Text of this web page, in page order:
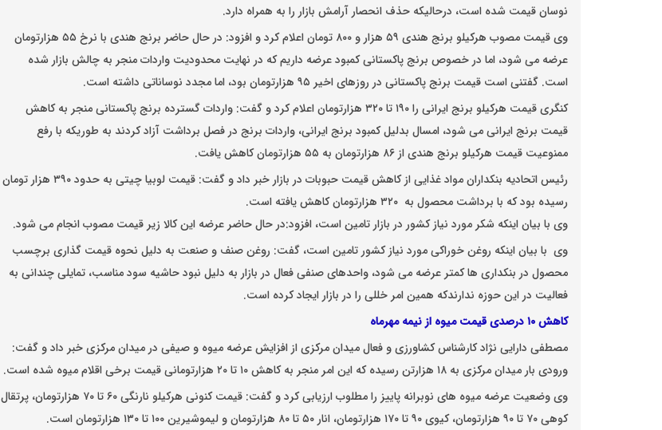
نوسان قیمت شده است، درحالیکه حذف انحصار آرامش بازار را به همراه دارد.
وی قیمت مصوب هرکیلو برنج هندی ۵۹ هزار و ۸۰۰ تومان اعلام کرد و افزود: در حال حاضر برنج هندی با نرخ ۵۵ هزارتومان
عرضه می شود، اما در خصوص برنج پاکستانی کمبود عرضه داریم که در نهایت محدودیت واردات منجر به چالش بازار شده
است. گفتنی است قیمت برنج پاکستانی در روزهای اخیر ۹۵ هزارتومان بود، اما مجدد نوساناتی داشته است.
کنگری قیمت هرکیلو برنج ایرانی را ۱۹۰ تا ۳۲۰ هزارتومان اعلام کرد و گفت: واردات گسترده برنج پاکستانی منجر به کاهش
قیمت برنج ایرانی می شود، امسال بدلیل کمبود برنج ایرانی، واردات برنج در فصل برداشت آزاد کردند به طوریکه با رفع
ممنوعیت قیمت هرکیلو برنج هندی از ۸۶ هزارتومان به ۵۵ هزارتومان کاهش یافت.
رئیس اتحادیه بنکداران مواد غذایی از کاهش قیمت حبوبات در بازار خبر داد و گفت: قیمت لوبیا چیتی به حدود ۳۹۰ هزار تومان
رسیده بود که با برداشت محصول به ۳۲۰ هزارتومان کاهش یافته است.
وی با بیان اینکه شکر مورد نیاز کشور در بازار تامین است، افزود:در حال حاضر عرضه این کالا زیر قیمت مصوب انجام می شود.
وی با بیان اینکه روغن خوراکی مورد نیاز کشور تامین است، گفت: روغن صنف و صنعت به دلیل نحوه قیمت گذاری برچسب
محصول در بنکداری ها کمتر عرضه می شود، واحدهای صنفی فعال در بازار به دلیل نبود حاشیه سود مناسب، تمایلی چندانی به
فعالیت در این حوزه ندارندکه همین امر خللی را در بازار ایجاد کرده است.
کاهش ۱۰ درصدی قیمت میوه از نیمه مهرماه
مصطفی دارایی نژاد کارشناس کشاورزی و فعال میدان مرکزی از افزایش عرضه میوه و صیفی در میدان مرکزی خبر داد و گفت:
ورودی بار میدان مرکزی به ۱۸ هزارتن رسیده که این امر منجر به کاهش ۱۰ تا ۲۰ هزارتومانی قیمت برخی اقلام میوه شده است.
وی وضعیت عرضه میوه های نوبرانه پاییز را مطلوب ارزیابی کرد و گفت: قیمت کنونی هرکیلو نارنگی ۶۰ تا ۷۰ هزارتومان، پرتقال
کوهی ۷۰ تا ۹۰ هزارتومان، کیوی ۹۰ تا ۱۷۰ هزارتومان، انار ۵۰ تا ۸۰ هزارتومان و لیموشیرین ۱۰۰ تا ۱۳۰ هزارتومان است.